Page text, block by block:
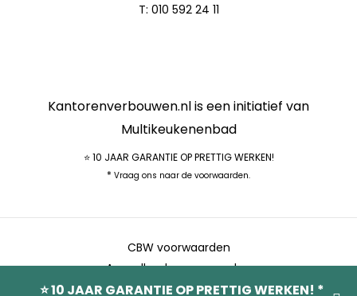
T: 010 592 24 11
Kantorenverbouwen.nl is een initiatief van
Multikeukenenbad
⭐ 10 JAAR GARANTIE OP PRETTIG WERKEN!
* Vraag ons naar de voorwaarden.
CBW voorwaarden
Aanvullende voorwaarden
⭐ 10 JAAR GARANTIE OP PRETTIG WERKEN! *